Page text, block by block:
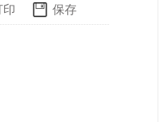
印 保存